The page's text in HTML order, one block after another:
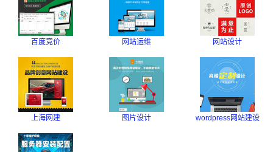
百度竞价 网站运维 网站设计
上海网建 图片设计 wordpress网站建设